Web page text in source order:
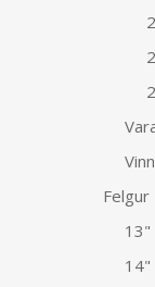
Felgur
13"
14"